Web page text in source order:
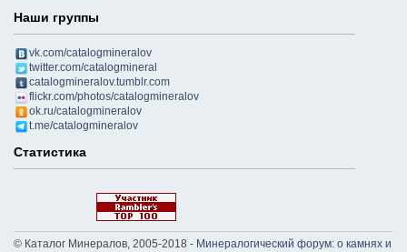
Наши группы
vk.com/catalogmineralov
twitter.com/catalogmineral
catalogmineralov.tumblr.com
flickr.com/photos/catalogmineralov
ok.ru/catalogmineralov
t.me/catalogmineralov
Статистика
© Каталог Минералов, 2005-2018 - Минералогический форум: о камнях и